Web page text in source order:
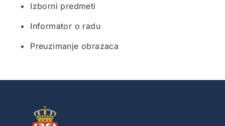
• Izborni predmeti
• Informator o radu
• Preuzimanje obrazaca